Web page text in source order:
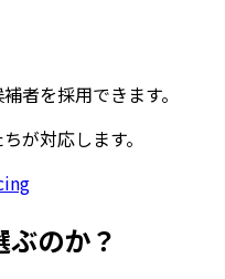
者を採用できます。
が対応します。
のか？